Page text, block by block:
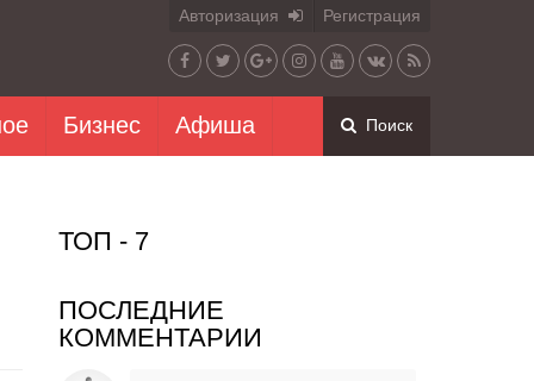
Авторизация Регистрация
Бизнес Афиша Поиск
ТОП - 7
ПОСЛЕДНИЕ
КОММЕНТАРИИ